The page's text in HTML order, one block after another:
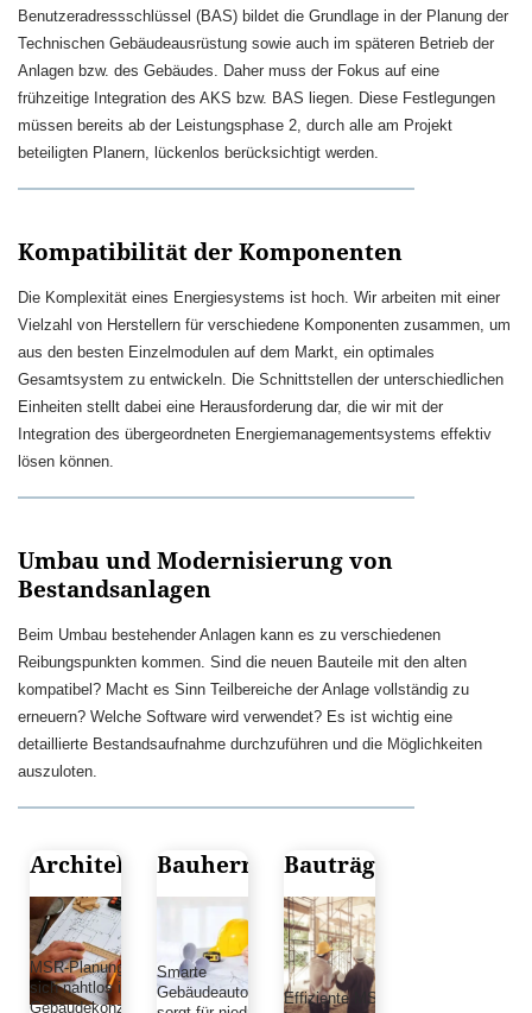
Benutzeradressschlüssel (BAS) bildet die Grundlage in der Planung der
Technischen Gebäudeausrüstung sowie auch im späteren Betrieb der
Anlagen bzw. des Gebäudes. Daher muss der Fokus auf eine
frühzeitige Integration des AKS bzw. BAS liegen. Diese Festlegungen
müssen bereits ab der Leistungsphase 2, durch alle am Projekt
beteiligten Planern, lückenlos berücksichtigt werden.
Kompatibilität der Komponenten
Die Komplexität eines Energiesystems ist hoch. Wir arbeiten mit einer
Vielzahl von Herstellern für verschiedene Komponenten zusammen, um
aus den besten Einzelmodulen auf dem Markt, ein optimales
Gesamtsystem zu entwickeln. Die Schnittstellen der unterschiedlichen
Einheiten stellt dabei eine Herausforderung dar, die wir mit der
Integration des übergeordneten Energiemanagementsystems effektiv
lösen können.
Umbau und Modernisierung von
Bestandsanlagen
Beim Umbau bestehender Anlagen kann es zu verschiedenen
Reibungspunkten kommen. Sind die neuen Bauteile mit den alten
kompatibel? Macht es Sinn Teilbereiche der Anlage vollständig zu
erneuern? Welche Software wird verwendet? Es ist wichtig eine
detaillierte Bestandsaufnahme durchzuführen und die Möglichkeiten
auszuloten.
Architekten
MSR-Planung integriert
sich nahtlos ins
Gebäudekonzept und
Bauherren
Smarte
Gebäudeautomation
Bauträger
Effiziente MSR-